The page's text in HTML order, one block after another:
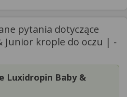
pytania dotyczące
Junior krople do oczu | -
Luxidropin Baby &